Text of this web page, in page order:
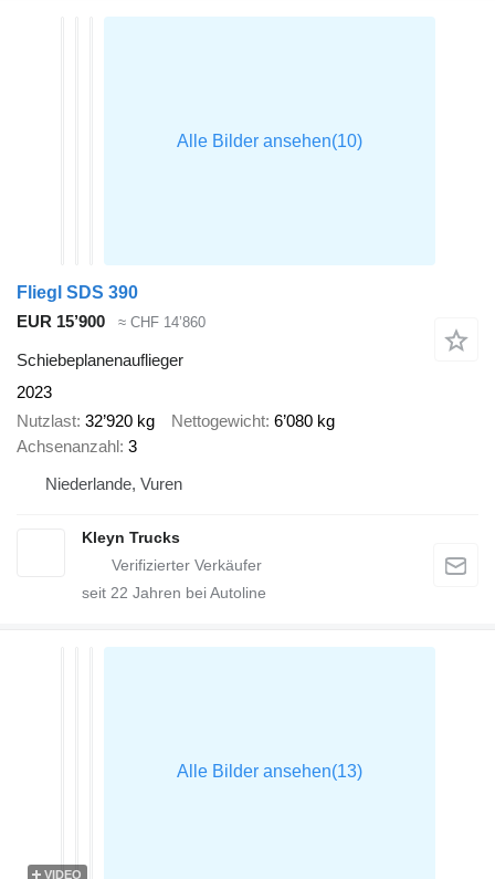
Fliegl SDS 390
EUR 15’900
≈ CHF 14’860
Schiebeplanenauflieger
2023
Nutzlast 32’920 kg Nettogewicht 6’080 kg
Achsenanzahl 3
Niederlande, Vuren
Kleyn Trucks
seit 22 Jahren bei Autoline
VIDEO